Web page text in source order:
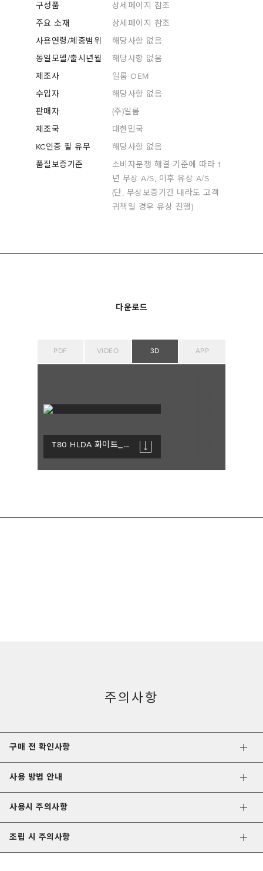
구성품
상세페이지 참조
주요 소재
상세페이지 참조
사용연령/체중범위
해당사항 없음
동일모델/출시년월
해당사항 없음
제조사
일룸 OEM
수입자
해당사항 없음
판매자
(주)일룸
제조국
대한민국
KC인증 필 유무
해당사항 없음
품질보증기준
소비자분쟁 해결 기준에 따라 1
년 무상 A/S, 이후 유상 A/S
(단, 무상보증기간 내라도 고객
귀책일 경우 유상 진행)
다운로드
PDF VIDEO 3D APP
T80 HLDA 화이트_451NWW
주의사항
구매 전 확인사항
사용 방법 안내
사용시 주의사항
조립 시 주의사항